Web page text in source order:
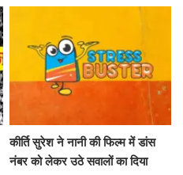
कीर्ति सुरेश ने नानी की फिल्म में डांस
नंबर को लेकर उठे सवालों का दिया